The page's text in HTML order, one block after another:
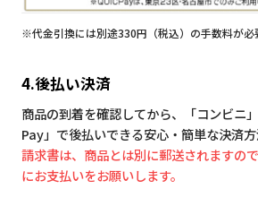
※代金引換には別途330円（税込）の手数料が必
4.後払い決済
商品の到着を確認してから、「コンビニ
Pay」で後払いできる安心・簡単な決済方
請求書は、商品とは別に郵送されますの
にお支払いをお願いします。